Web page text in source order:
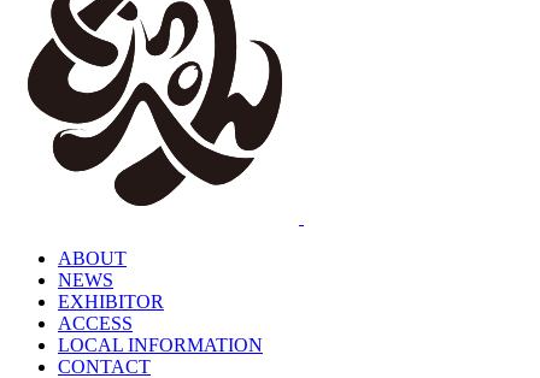
ABOUT
NEWS
EXHIBITOR
ACCESS
LOCAL INFORMATION
CONTACT